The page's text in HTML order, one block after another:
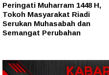
Peringati Muharram 1448 H,
Tokoh Masyarakat Riadi
Serukan Muhasabah dan
Semangat Perubahan